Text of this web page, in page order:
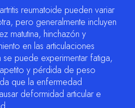
reumatoide pueden variar
pero generalmente incluyen
matutina, hinchazón y
en las articulaciones
se puede experimentar fatiga,
y pérdida de peso
que la enfermedad
deformidad articular e